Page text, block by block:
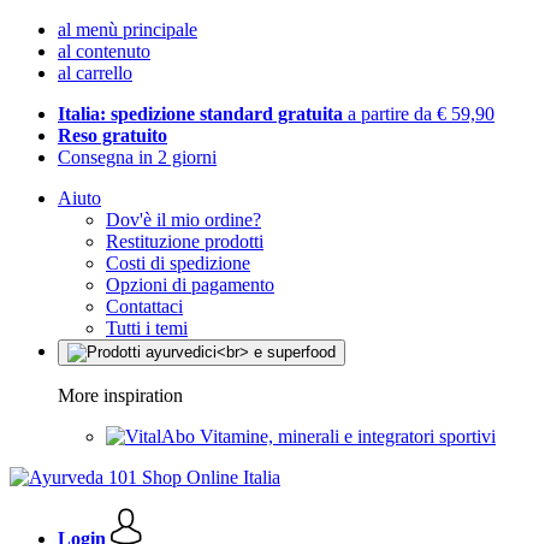
al menù principale
al contenuto
al carrello
Italia: spedizione standard gratuita a partire da € 59,90
Reso gratuito
Consegna in 2 giorni
Aiuto
Dov'è il mio ordine?
Restituzione prodotti
Costi di spedizione
Opzioni di pagamento
Contattaci
Tutti i temi
More inspiration
Vitamine, minerali e integratori sportivi
Login